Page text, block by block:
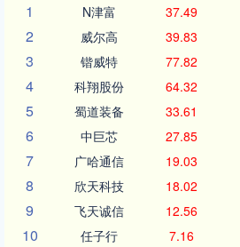
1
N津富 37.49
2 威尔高 39.83
3 锴威特 77.82
4 科翔股份 64.32
5 蜀道装备 33.61
6 中巨芯 27.85
7 广哈通信 19.03
8 欣天科技 18.02
9 飞天诚信 12.56
10 任子行 7.16